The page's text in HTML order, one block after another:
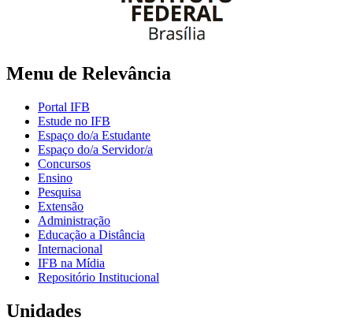
Menu de Relevância
Portal IFB
Estude no IFB
Espaço do/a Estudante
Espaço do/a Servidor/a
Concursos
Ensino
Pesquisa
Extensão
Administração
Educação a Distância
Internacional
IFB na Mídia
Repositório Institucional
Unidades